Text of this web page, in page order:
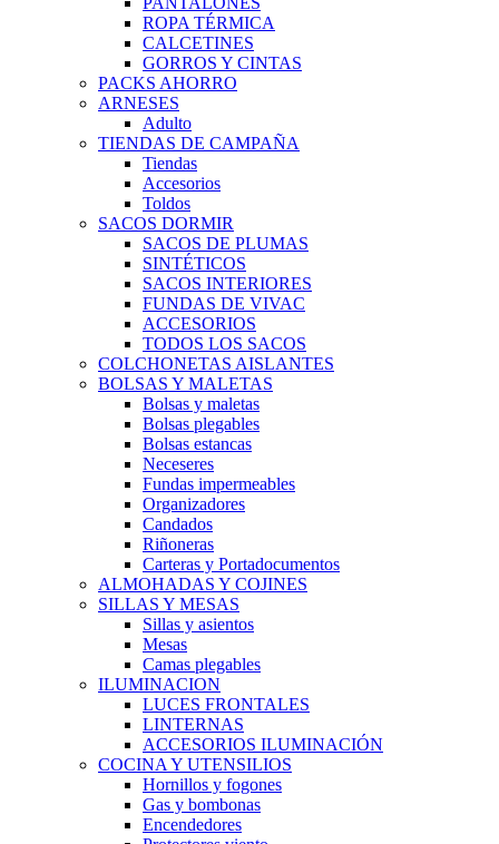
ROPA TÉRMICA
CALCETINES
GORROS Y CINTAS
PACKS AHORRO
ARNESES
Adulto
TIENDAS DE CAMPAÑA
Tiendas
Accesorios
Toldos
SACOS DORMIR
SACOS DE PLUMAS
SINTÉTICOS
SACOS INTERIORES
FUNDAS DE VIVAC
ACCESORIOS
TODOS LOS SACOS
COLCHONETAS AISLANTES
BOLSAS Y MALETAS
Bolsas y maletas
Bolsas plegables
Bolsas estancas
Neceseres
Fundas impermeables
Organizadores
Candados
Riñoneras
Carteras y Portadocumentos
ALMOHADAS Y COJINES
SILLAS Y MESAS
Sillas y asientos
Mesas
Camas plegables
ILUMINACION
LUCES FRONTALES
LINTERNAS
ACCESORIOS ILUMINACIÓN
COCINA Y UTENSILIOS
Hornillos y fogones
Gas y bombonas
Encendedores